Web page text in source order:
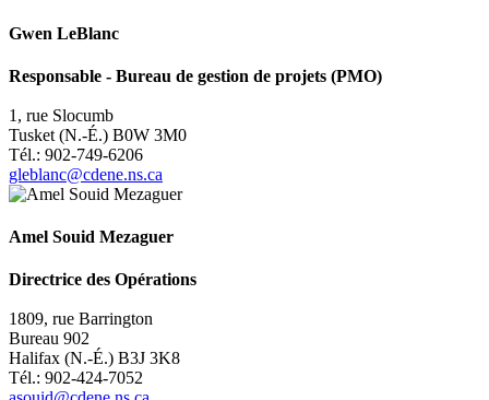
Gwen LeBlanc
Responsable - Bureau de gestion de projets (PMO)
1, rue Slocumb
Tusket (N.-É.) B0W 3M0
Tél.: 902-749-6206
gleblanc@cdene.ns.ca
Amel Souid Mezaguer
Directrice des Opérations
1809, rue Barrington
Bureau 902
Halifax (N.-É.) B3J 3K8
Tél.: 902-424-7052